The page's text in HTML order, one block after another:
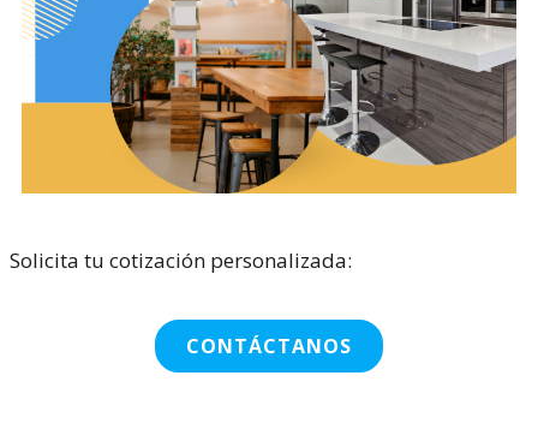
Solicita tu cotización personalizada:
CONTÁCTANOS